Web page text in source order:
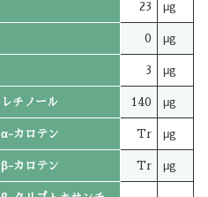
23 μg
0 μg
3 μg
レチノール 140 μg
α-カロテン Tr μg
β-カロテン Tr μg